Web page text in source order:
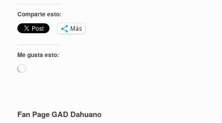
Comparte esto:
Más
Me gusta esto:
Cargando...
Fan Page GAD Dahuano